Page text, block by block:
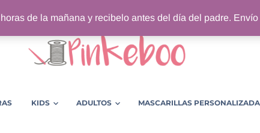
KIDS ADULTOS MASCARILLAS
de la mañana y recibelo antes del día del padre.